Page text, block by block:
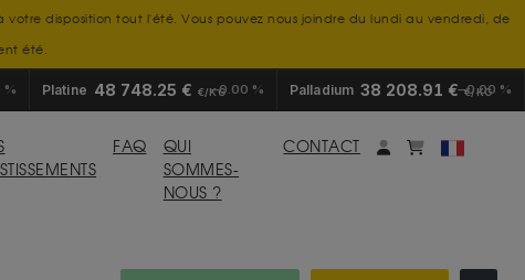
votre disposition tout l'été. Vous pouvez nous joindre du lundi au vendredi, de
été.
% Platine 48 748.25 € €/KG0.00 % Palladium 38 208.91 €€/KG
0.00 %
FAQ
QUI
SOMMES-
NOUS ?
CONTACT Mon compte
monpanier